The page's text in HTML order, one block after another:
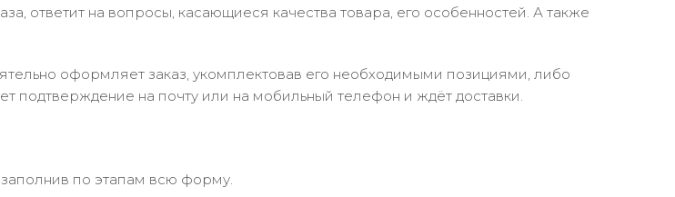
ответит на вопросы, касающиеся качества товара, его особенностей. А также
оформляет заказ, укомплектовав его необходимыми позициями, либо
подтверждение на почту или на мобильный телефон и ждёт доставки.
по этапам всю форму.